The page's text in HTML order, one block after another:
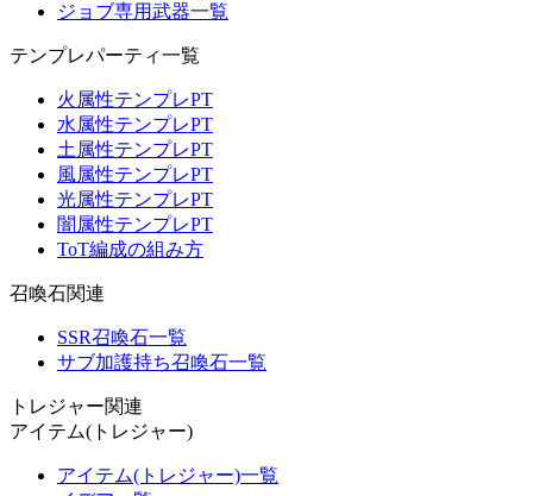
ジョブ専用武器一覧
テンプレパーティ一覧
火属性テンプレPT
水属性テンプレPT
土属性テンプレPT
風属性テンプレPT
光属性テンプレPT
闇属性テンプレPT
ToT編成の組み方
召喚石関連
SSR召喚石一覧
サブ加護持ち召喚石一覧
トレジャー関連
アイテム(トレジャー)
アイテム(トレジャー)一覧